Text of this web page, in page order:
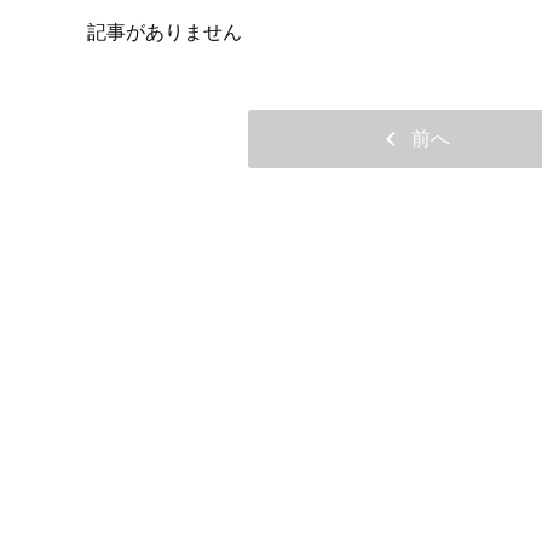
記事がありません
chevron_left 前へ